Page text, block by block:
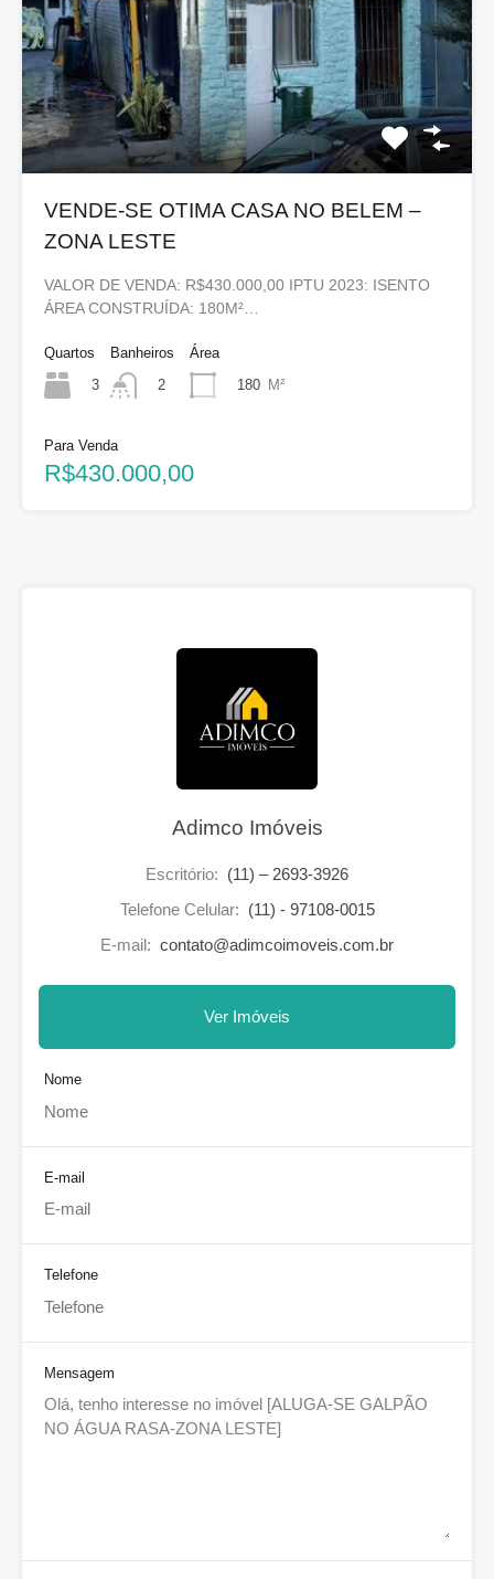
VENDE-SE OTIMA CASA NO BELEM –
ZONA LESTE
VALOR DE VENDA: R$430.000,00 IPTU 2023: ISENTO
ÁREA CONSTRUÍDA: 180M²…
Quartos
3
Banheiros
2
Área
180 M²
Para Venda
R$430.000,00
Adimco Imóveis
Escritório: (11) – 2693-3926
Telefone Celular: (11) - 97108-0015
E-mail: contato@adimcoimoveis.com.br
Ver Imóveis
Nome
E-mail
Telefone
Mensagem